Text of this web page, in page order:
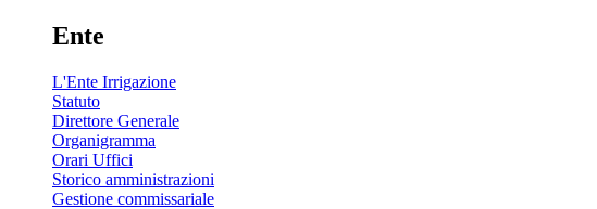
Ente
L'Ente Irrigazione
Statuto
Direttore Generale
Organigramma
Orari Uffici
Storico amministrazioni
Gestione commissariale